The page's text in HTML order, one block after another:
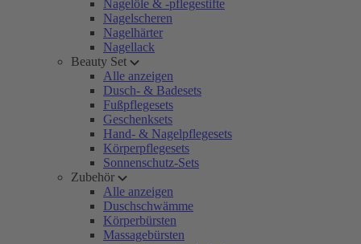
Nagelöle & -pflegestifte
Nagelscheren
Nagelhärter
Nagellack
Beauty Set
Alle anzeigen
Dusch- & Badesets
Fußpflegesets
Geschenksets
Hand- & Nagelpflegesets
Körperpflegesets
Sonnenschutz-Sets
Zubehör
Alle anzeigen
Duschschwämme
Körperbürsten
Massagebürsten